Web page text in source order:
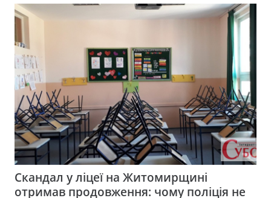
Скандал у ліцеї на Житомирщині
отримав продовження: чому поліція не